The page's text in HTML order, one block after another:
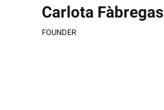
Carlota Fàbregas
FOUNDER